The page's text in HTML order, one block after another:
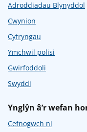
Adroddiadau Blynyddol
Cwynion
Cyfryngau
Ymchwil polisi
Gwirfoddoli
Swyddi
Ynglŷn â’r wefan
Cefnogwch ni